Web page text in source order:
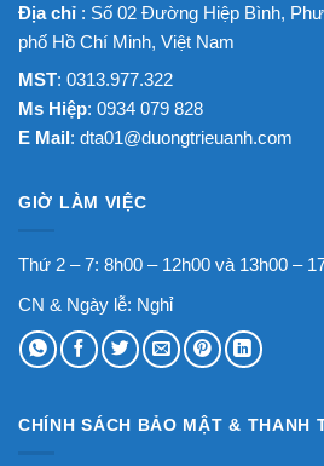
Địa chỉ : Số 02 Đường Hiệp Bình,
phố Hồ Chí Minh, Việt Nam
MST: 0313.977.322
Ms Hiệp: 0934 079 828
E Mail: dta01@duongtrieuanh.com
GIỜ LÀM VIỆC
Thứ 2 – 7: 8h00 – 12h00 và 13h00 –
CN & Ngày lễ: Nghỉ
CHÍNH SÁCH BẢO MẬT & THANH